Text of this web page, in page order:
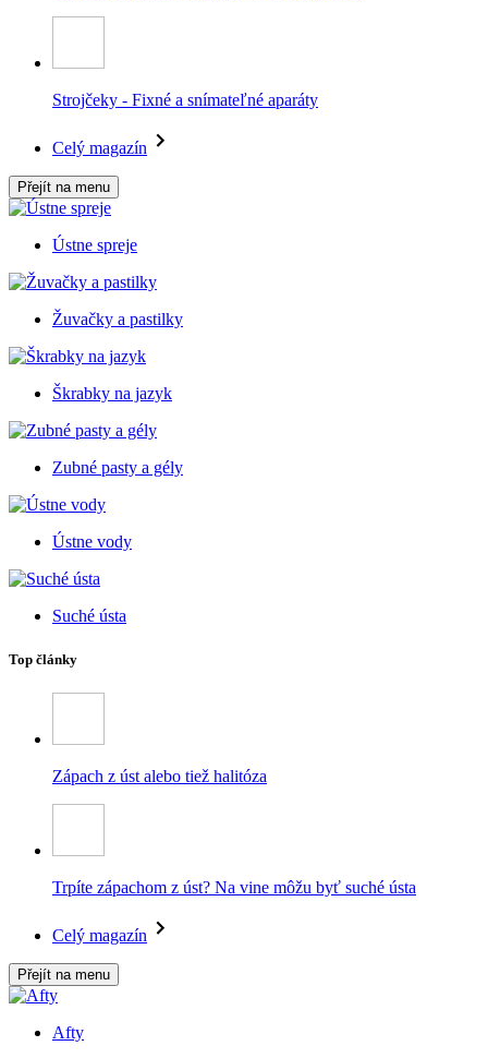
Strojčeky - Fixné a snímateľné aparáty
Celý magazín
Přejít na menu
Ústne spreje
Žuvačky a pastilky
Škrabky na jazyk
Zubné pasty a gély
Ústne vody
Suché ústa
Top články
Zápach z úst alebo tiež halitóza
Trpíte zápachom z úst? Na vine môžu byť suché ústa
Celý magazín
Přejít na menu
Afty